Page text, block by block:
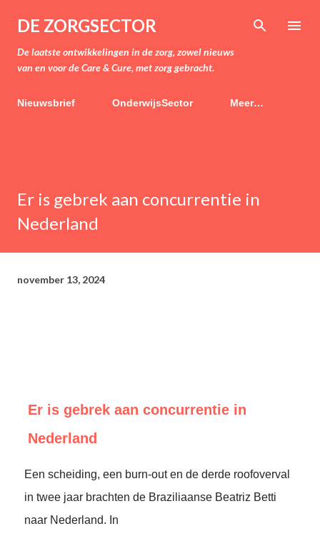
Doorgaan naar hoofdcontent
DE ZORGSECTOR
De laatste ontwikkelingen in de zorg, zowel nieuws
van en voor de Care & Cure, met zorg gebracht.
Nieuwsbrief OnderwijsSector Meer…
Er is gebrek aan concurrentie in
Nederland
november 13, 2024
Er is gebrek aan concurrentie in
Nederland
Een scheiding, een burn-out en de derde roofoverval
in twee jaar brachten de Braziliaanse Beatriz Betti
naar Nederland. In